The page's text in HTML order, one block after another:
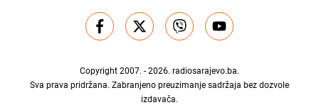
Copyright 2007. - 2026. radiosarajevo.ba.
Sva prava pridržana. Zabranjeno preuzimanje sadržaja bez dozvole
izdavača.